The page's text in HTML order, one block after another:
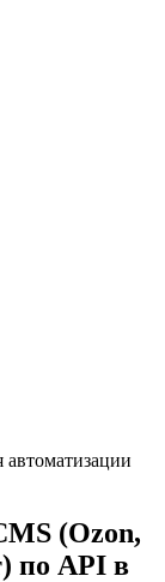
автоматизации
(Ozon,
по API в